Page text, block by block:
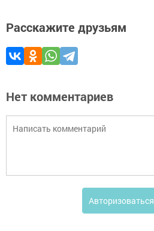
Расскажите друзьям
Нет комментариев
Авторизоваться